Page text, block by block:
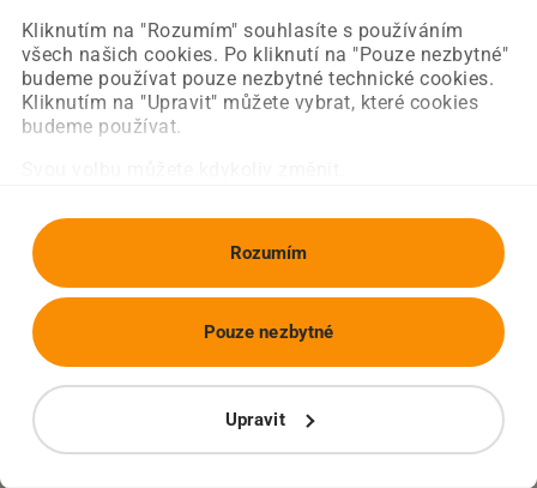
Kliknutím na "Rozumím" souhlasíte s používáním
všech našich cookies. Po kliknutí na "Pouze nezbytné"
budeme používat pouze nezbytné technické cookies.
Kliknutím na "Upravit" můžete vybrat, které cookies
budeme používat.
Rozumím
Upravit
Pouze nezbytné
Obnovit stránku Úvodní strana